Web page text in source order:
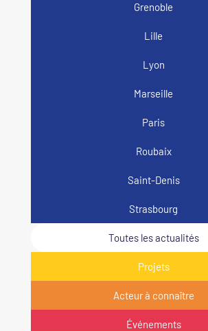
Grenoble
Lille
Lyon
Marseille
Paris
Roubaix
Saint-Denis
Strasbourg
Toutes les actualités
Projets
Acteur à connaître
Événements